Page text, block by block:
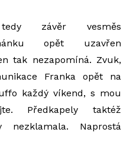
závěr vesměs
opět uzavřen
tak nezapomíná. Zvuk,
Franka opět na
každý víkend, s mou
Předkapely taktéž
nezklamala. Naprostá